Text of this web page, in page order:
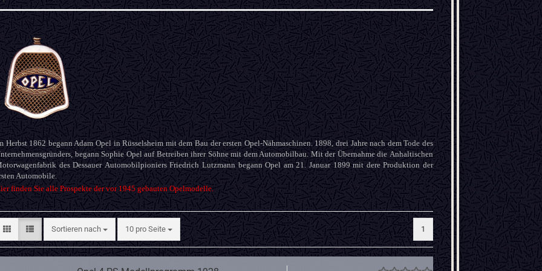
Herbst 1862 begann Adam Opel in Rüsselsheim mit dem Bau der ersten Opel-Nähmaschinen. 1898, drei Jahre nach dem Tode des
begann Sophie Opel auf Betreiben ihrer Söhne mit dem Automobilbau. Mit der Übernahme die Anhaltischen
des Dessauer Automobilpioniers Friedrich Lutzmann begann Opel am 21. Januar 1899 mit dere Produktion der
Automobile.
finden Sie alle Prospekte der vor 1945 gebauten Opelmodelle.
Sortieren nach
Sortieren nach 10 pro Seite
pro Seite 1